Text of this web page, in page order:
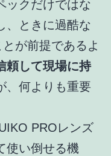
ックだけではな
、ときに過酷な
が前提であるよ
頼して現場に持
、何よりも重要
PROレンズ
使い倒せる機